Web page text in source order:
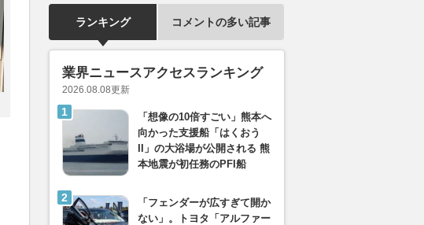
ランキング コメントの多い記事
業界ニュースアクセスランキング
2026.08.08更新
「想像の10倍すごい」熊本へ
向かった支援船「はくおう
II」の大浴場が公開される 熊
本地震が初任務のPFI船
「フェンダーが広すぎて開か
ない」。トヨタ「アルファー